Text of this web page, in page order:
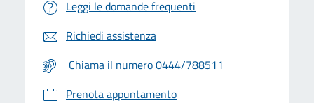
Leggi le domande frequenti
Richiedi assistenza
Chiama il numero 0444/788511
Prenota appuntamento